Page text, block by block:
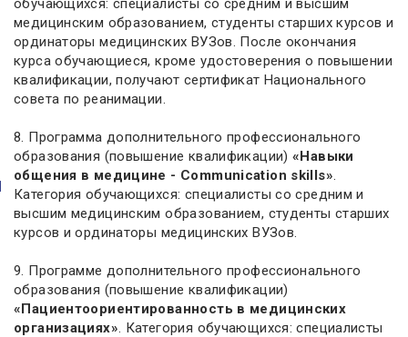
обучающихся: специалисты со средним и высшим
медицинским образованием, студенты старших курсов и
ординаторы медицинских ВУЗов. После окончания
курса обучающиеся, кроме удостоверения о повышении
квалификации, получают сертификат Национального
совета по реанимации.
8. Программа дополнительного профессионального
образования (повышение квалификации)«Навыки
общения в медицине - Сommunication skills».
Категория обучающихся: специалисты со средним и
высшим медицинским образованием, студенты старших
курсов и ординаторы медицинских ВУЗов.
9. Программе дополнительного профессионального
образования (повышение квалификации)
«Пациентоориентированность в медицинских
организациях». Категория обучающихся: специалисты